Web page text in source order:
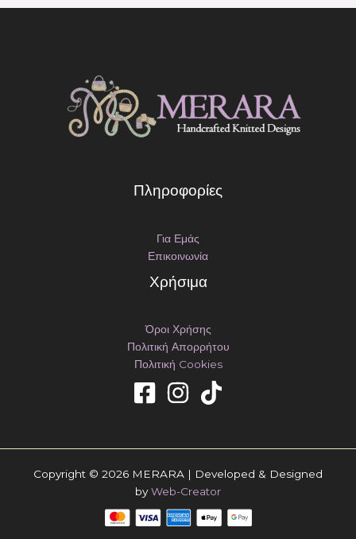
Πληροφορίες
Για Εμάς
Επικοινωνία
Χρήσιμα
Όροι Χρήσης
Πολιτική Απορρήτου
Πολιτική Cookies
Copyright © 2026 MERARA | Developed & Designed
byWeb-Creator